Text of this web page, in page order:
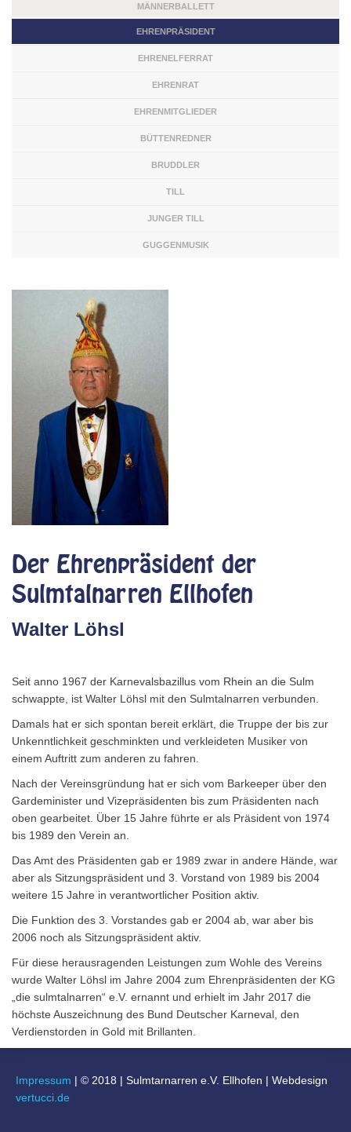
MÄNNERBALLETT
EHRENPRÄSIDENT
EHRENELFERRAT
EHRENRAT
EHRENMITGLIEDER
BÜTTENREDNER
BRUDDLER
TILL
JUNGER TILL
GUGGENMUSIK
Der Ehrenpräsident der
Sulmtalnarren Ellhofen
Walter Löhsl
Seit anno 1967 der Karnevalsbazillus vom Rhein an die Sulm
schwappte, ist Walter Löhsl mit den Sulmtalnarren verbunden.
Damals hat er sich spontan bereit erklärt, die Truppe der bis zur
Unkenntlichkeit geschminkten und verkleideten Musiker von
einem Auftritt zum anderen zu fahren.
Nach der Vereinsgründung hat er sich vom Barkeeper über den
Gardeminister und Vizepräsidenten bis zum Präsidenten nach
oben gearbeitet. Über 15 Jahre führte er als Präsident von 1974
bis 1989 den Verein an.
Das Amt des Präsidenten gab er 1989 zwar in andere Hände, war
aber als Sitzungspräsident und 3. Vorstand von 1989 bis 2004
weitere 15 Jahre in verantwortlicher Position aktiv.
Die Funktion des 3. Vorstandes gab er 2004 ab, war aber bis
2006 noch als Sitzungspräsident aktiv.
Für diese herausragenden Leistungen zum Wohle des Vereins
wurde Walter Löhsl im Jahre 2004 zum Ehrenpräsidenten der KG
„die sulmtalnarren“ e.V. ernannt und erhielt im Jahr 2017 die
höchste Auszeichnung des Bund Deutscher Karneval, den
Verdienstorden in Gold mit Brillanten.
Impressum | © 2018 | Sulmtarnarren e.V. Ellhofen | Webdesign
vertucci.de